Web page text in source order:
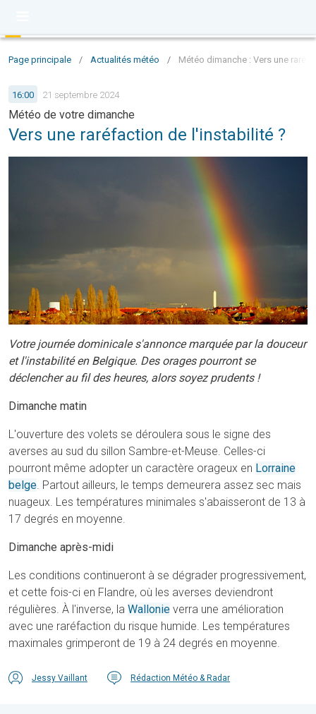
Page principale / Actualités météo / Météo dimanche : Vers une
16:00 21 septembre 2024
Météo de votre dimanche
Vers une raréfaction de l'instabilité ?
Votre journée dominicale s'annonce marquée par la douceur
et l'instabilité en Belgique. Des orages pourront se
déclencher au fil des heures, alors soyez prudents !
Dimanche matin
L'ouverture des volets se déroulera sous le signe des
averses au sud du sillon Sambre-et-Meuse. Celles-ci
pourront même adopter un caractère orageux en Lorraine
belge. Partout ailleurs, le temps demeurera assez sec mais
nuageux. Les températures minimales s'abaisseront de 13 à
17 degrés en moyenne.
Dimanche après-midi
Les conditions continueront à se dégrader progressivement,
et cette fois-ci en Flandre, où les averses deviendront
régulières. À l'inverse, la Wallonie verra une amélioration
avec une raréfaction du risque humide. Les températures
maximales grimperont de 19 à 24 degrés en moyenne.
Jessy Vaillant Rédaction Météo & Radar